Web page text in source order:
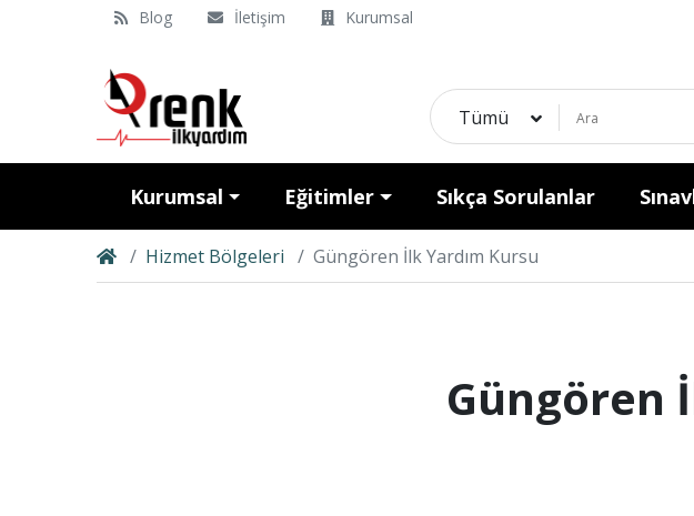
Blog İletişim Kurumsal
Tümü
Kurumsal Eğitimler Sıkça Sorulanlar
Hizmet Bölgeleri Güngören İlk Yardım Kursu
Güngören